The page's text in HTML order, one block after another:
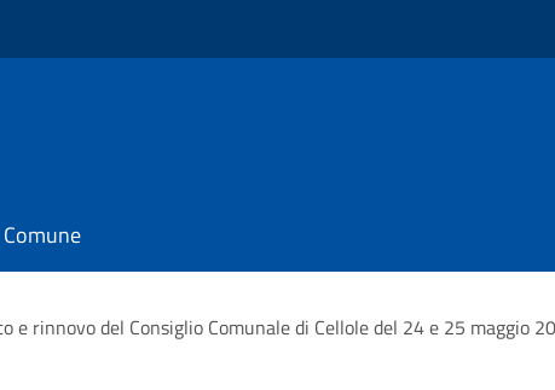
e rinnovo del Consiglio Comunale di Cellole del 24 e 25 maggio